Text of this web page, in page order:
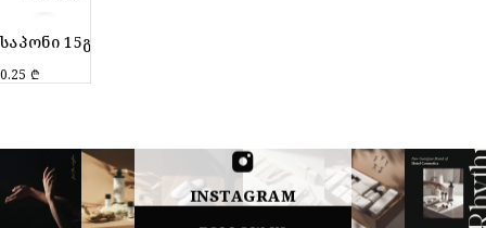
საპონი 15გ
0.25 ₾
INSTAGRAM